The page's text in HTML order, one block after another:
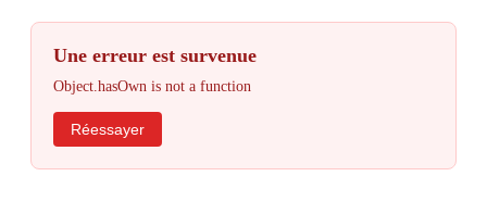
Une erreur est survenue
Object.hasOwn is not a function
Réessayer